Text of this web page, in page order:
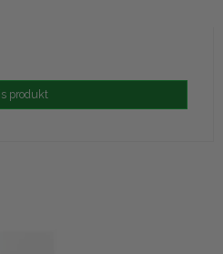
produkt